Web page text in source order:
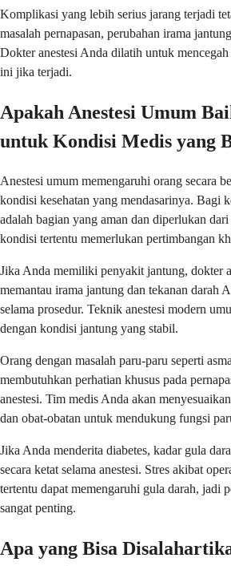
Komplikasi yang lebih serius jarang terjadi
masalah pernapasan, perubahan irama
Dokter anestesi Anda dilatih untuk
ini jika terjadi.
Apakah Anestesi Umum
untuk Kondisi Medis yang
Anestesi umum memengaruhi orang secara
kondisi kesehatan yang mendasarinya. Bagi
adalah bagian yang aman dan diperlukan
kondisi tertentu memerlukan pertimbangan
Jika Anda memiliki penyakit jantung, dokter
memantau irama jantung dan tekanan darah
selama prosedur. Teknik anestesi modern
dengan kondisi jantung yang stabil.
Orang dengan masalah paru-paru seperti
membutuhkan perhatian khusus pada
anestesi. Tim medis Anda akan
dan obat-obatan untuk mendukung fungsi
Jika Anda menderita diabetes, kadar gula
secara ketat selama anestesi. Stres akibat
tertentu dapat memengaruhi gula darah, jadi
sangat penting.
Apa yang Bisa